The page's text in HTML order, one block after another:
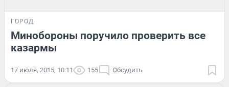
ГОРОД
Минобороны поручило проверить все
казармы
17 июля, 2015, 10:11 155 Обсудить